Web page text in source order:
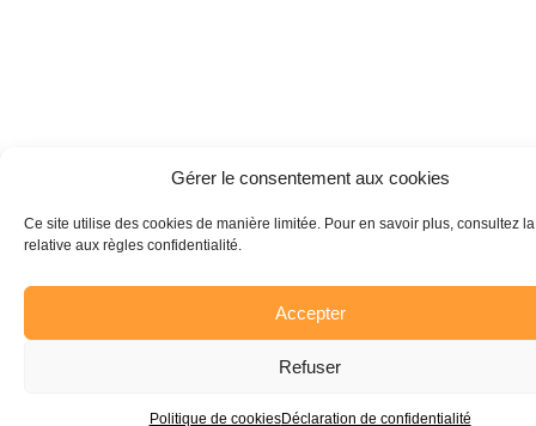
Gérer le consentement aux cookies
Ce site utilise des cookies de manière limitée. Pour en savoir plus, consultez
relative aux règles confidentialité.
Accepter
Refuser
Politique de cookiesDéclaration de confidentialité